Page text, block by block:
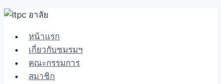
Skip
contentหน้าแรก
เกี่ยวกับชมรมฯ
คณะกรรมการ
สมาชิก